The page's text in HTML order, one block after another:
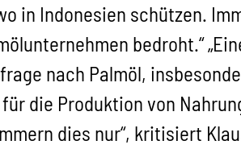
in Indonesien schützen.
bedroht.“
nach Palmöl,
die Produktion von
dies nur“, kritisiert